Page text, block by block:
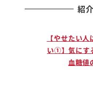
紹
【やせたい
い①】気にす
血糖値